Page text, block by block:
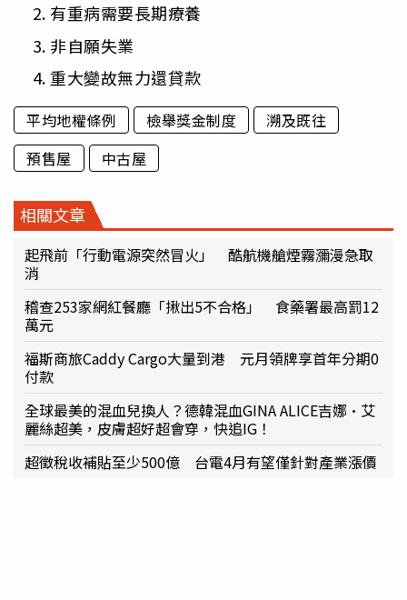
有重病需要長期療養
非自願失業
重大變故無力還貸款
平均地權條例 檢舉獎金制度
溯及既往
預售屋
中古屋
相關文章
起飛前「行動電源突然冒火」 酷航機艙煙霧瀰漫急取
消
稽查253家網紅餐廳「揪出5不合格」 食藥署最高罰12
萬元
福斯商旅Caddy Cargo大量到港 元月領牌享首年分期0
付款
全球最美的混血兒換人？德韓混血GINA ALICE吉娜·艾
麗絲超美，皮膚超好超會穿，快追IG！
超徵稅收補貼至少500億 台電4月有望僅針對產業漲價